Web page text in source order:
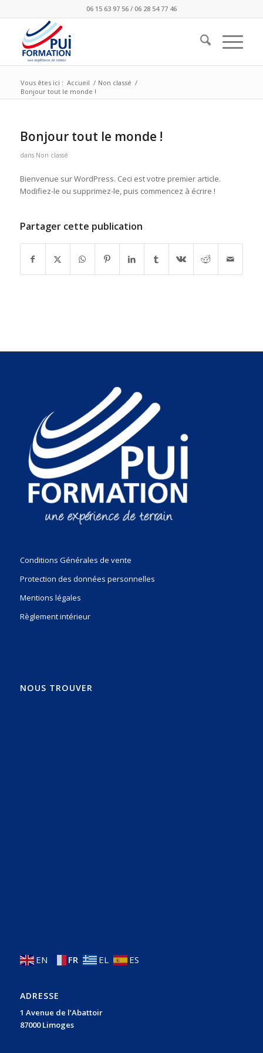
06 15 63 97 56 / 06 28 54 77 46
Vous êtes ici : Accueil / Non classé /
Bonjour tout le monde !
Bonjour tout le monde !
dans Non classé
Bienvenue sur WordPress. Ceci est votre premier article.
Modifiez-le ou supprimez-le, puis commencez à écrire !
Partager cette publication
Conditions Générales de vente
Protection des données personnelles
Mentions légales
Règlement intérieur
NOUS TROUVER
EN FR EL ES
ADRESSE
1 Avenue de l’Abattoir
87000 Limoges